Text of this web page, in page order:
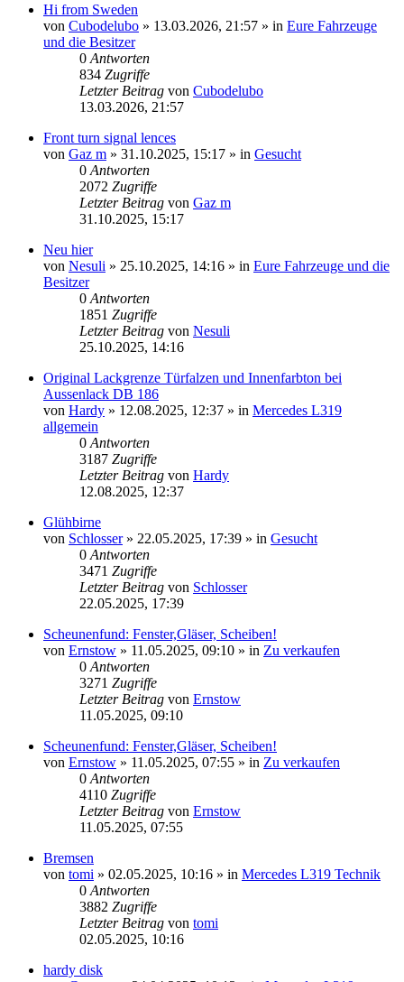
Hi from Sweden
von Cubodelubo » 13.03.2026, 21:57 » in Eure Fahrzeuge
und die Besitzer
0 Antworten
834 Zugriffe
Letzter Beitrag von Cubodelubo
13.03.2026, 21:57
Front turn signal lences
von Gaz m » 31.10.2025, 15:17 » in Gesucht
0 Antworten
2072 Zugriffe
Letzter Beitrag von Gaz m
31.10.2025, 15:17
Neu hier
von Nesuli » 25.10.2025, 14:16 » in Eure Fahrzeuge und die
Besitzer
0 Antworten
1851 Zugriffe
Letzter Beitrag von Nesuli
25.10.2025, 14:16
Original Lackgrenze Türfalzen und Innenfarbton bei
Aussenlack DB 186
von Hardy » 12.08.2025, 12:37 » in Mercedes L319
allgemein
0 Antworten
3187 Zugriffe
Letzter Beitrag von Hardy
12.08.2025, 12:37
Glühbirne
von Schlosser» 22.05.2025, 17:39 » in Gesucht
0 Antworten
3471 Zugriffe
Letzter Beitrag von Schlosser
22.05.2025, 17:39
Scheunenfund: Fenster,Gläser, Scheiben!
von Ernstow » 11.05.2025, 09:10 » in Zu verkaufen
0 Antworten
3271 Zugriffe
Letzter Beitrag von Ernstow
11.05.2025, 09:10
Scheunenfund: Fenster,Gläser, Scheiben!
von Ernstow » 11.05.2025, 07:55 » in Zu verkaufen
0 Antworten
4110 Zugriffe
Letzter Beitrag von Ernstow
11.05.2025, 07:55
Bremsen
von tomi » 02.05.2025, 10:16 » in Mercedes L319 Technik
0 Antworten
3882 Zugriffe
Letzter Beitrag von tomi
02.05.2025, 10:16
hardy disk